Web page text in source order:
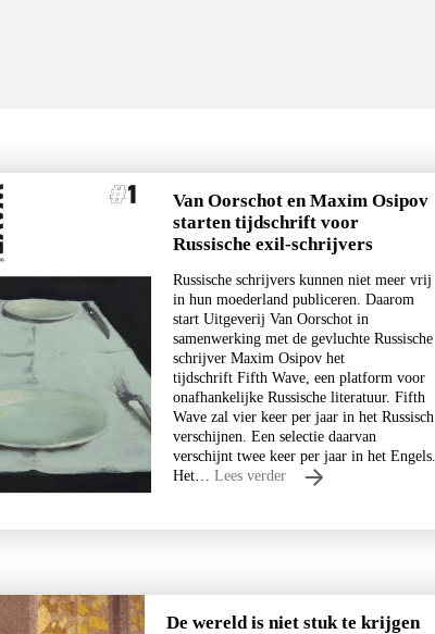
Van Oorschot en Maxim Osipov
starten tijdschrift voor
Russische exil-schrijvers
Russische schrijvers kunnen niet meer vrij
in hun moederland publiceren. Daarom
start Uitgeverij Van Oorschot in
samenwerking met de gevluchte Russische
schrijver Maxim Osipov het
tijdschrift Fifth Wave, een platform voor
onafhankelijke Russische literatuur. Fifth
Wave zal vier keer per jaar in het Russisch
verschijnen. Een selectie daarvan
verschijnt twee keer per jaar in het Engels.
Het…Lees verder
De wereld is niet stuk te krijgen